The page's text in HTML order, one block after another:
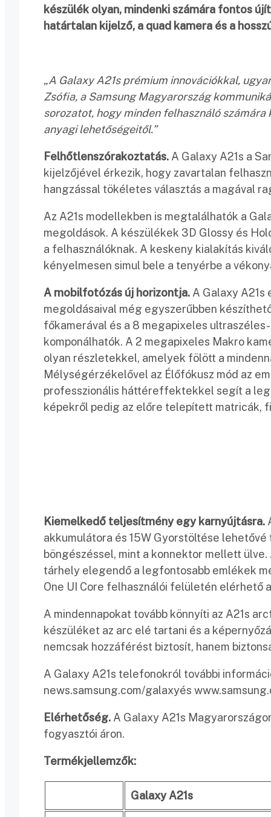
készülék olyan, mindenki számára fontos
határtalan kijelző, a quad kamera és a
„A Galaxy A21s prémium innovációkkal,
Zsófia, a Samsung Magyarország
sorozatot, hogy minden felhasználó
anyagi lehetőségeitől.”
Felhőtlenszórakoztatás. A Galaxy A21s a
kijelzőjével érkezik, hogy zavartalan
hangzással tökéletes választás a magával
Az A21s modellekben is megtalálhatók a
megoldások. A készülékek 3D Glossy és
a felhasználóknak. A keskeny kialakítás
kényelmesen simul bele a tenyérbe a
A mobilfotózás új horizontja. A Galaxy
megoldásaival még egyszerűbben
főkamerával és a 8 megapixeles
komponálhatók. A 2 megapixeles Makro
olyan részletekkel, amelyek fölött a
Mélységérzékelővel az Élőfókusz mód az
professzionális háttéreffektekkel segít a
képekről pedig az előre telepített
Kiemelkedő teljesítmény egy karnyújtásra.
akkumulátora és 15W Gyorstöltése
böngészéssel, mint a konnektor mellett
tárhely elegendő a legfontosabb emlékek
One UI Core felhasználói felületén elérhető
A mindennapokat tovább könnyíti az A21s
készüléket az arc elé tartani és a
nemcsak hozzáférést biztosít, hanem
A Galaxy A21s telefonokról további
news.samsung.com/galaxyés
Elérhetőség. A Galaxy A21s
fogyasztói áron.
Termékjellemzők:
Galaxy A21s